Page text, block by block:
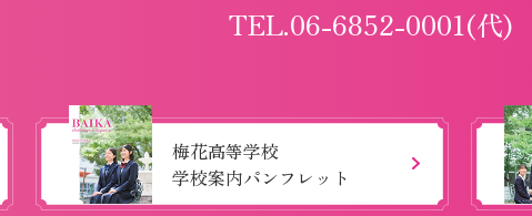
TEL.06-6852-0001(代)
梅花高等学校
学校案内パンフレット